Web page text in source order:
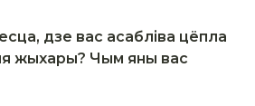
дзе вас асабліва цёпла
жыхары? Чым яны вас